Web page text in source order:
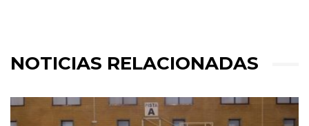
NOTICIAS RELACIONADAS